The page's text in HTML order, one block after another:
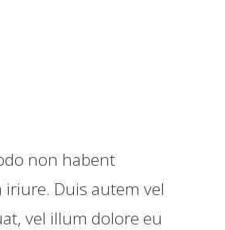
non habent
Duis autem vel
vel illum dolore eu